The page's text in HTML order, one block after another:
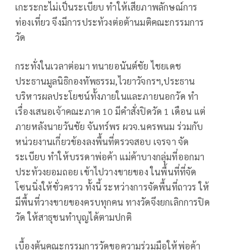
เกะระกะไม่เป็นระเบียบ ทำให้เสียภาพลักษณ์การ
ท่องเที่ยว จึงมีการประท้วงต่อต้านมติคณะกรรมการ
วัด
กระทั่งในเวลาต่อมา ทนายอนันต์ชัย ไชยเดช
ประธานมูลนิธิกองทัพธรรม,ไวยาวัจกรฯ,ประธาน
บริหารผลประโยชน์ทั้งภายในและภายนอกวัด ทำ
เรื่องเสนอเจ้าคณะภาค 10 มีคำสั่งปิดวัด 1 เดือน แต่
ภายหลังนายวันชัย จันทร์พร ผวจ.นครพนม ร่วมกับ
หน่วยงานเกี่ยวข้องลงพื้นที่ตรวจสอบ เจรจา จัด
ระเบียบ ทำให้บรรดาพ่อค้า แม่ค้าบางกลุ่มที่ออกมา
ประท้วงยอมถอย เข้าไปวางขายของ ในพื้นที่ที่จัด
โซนนิ่งให้ชั่วคราว ทั้งนี้ ระหว่างการจัดพื้นที่ถาวร ให้
มีพื้นที่วางขายของครบทุกคน ทางวัดจึงยกเลิกการปิด
วัด ให้สาธุชนทำบุญได้ตามปกติ
เบื้องต้นคณะกรรมการวัดขอความร่วมมือให้พ่อค้า